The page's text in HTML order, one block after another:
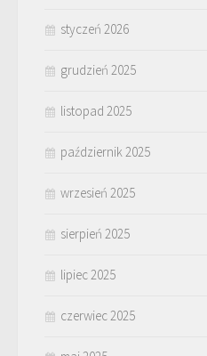
styczeń 2026
grudzień 2025
listopad 2025
październik 2025
wrzesień 2025
sierpień 2025
lipiec 2025
czerwiec 2025